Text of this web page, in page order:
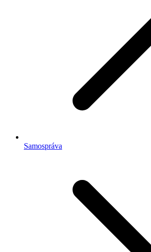
Samospráva